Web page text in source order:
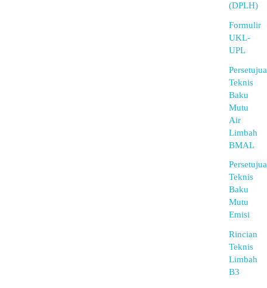
(DPLH)
Formulir
UKL-
UPL
Teknis
Baku
Mutu
Air
Limbah
BMAL
Teknis
Baku
Mutu
Emisi
Rincian
Teknis
Limbah
B3